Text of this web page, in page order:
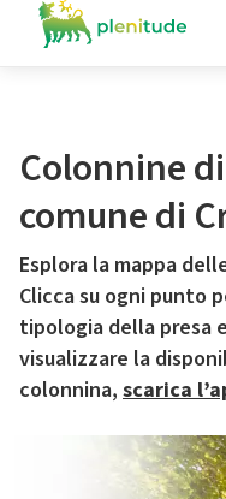
Colonnine
comune di
Esplora la mappa
Clicca su ogni punto
tipologia della presa
visualizzare la
colonnina, scarica